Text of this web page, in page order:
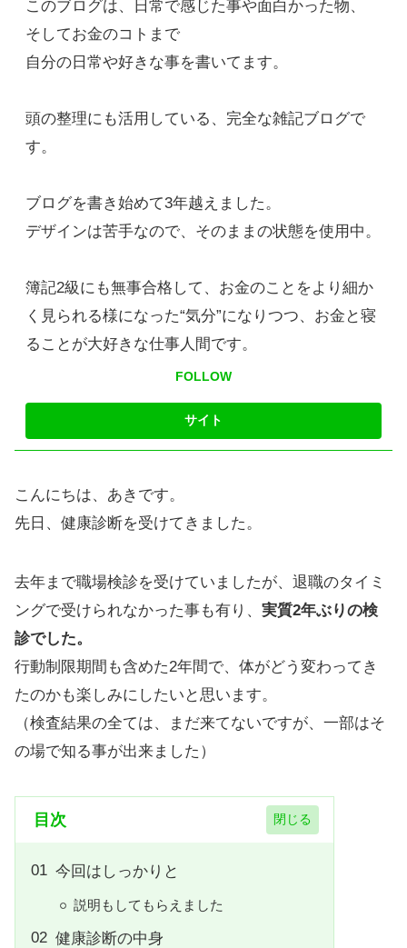
このブログは、日常で感じた事や面白かった物、
そしてお金のコトまで
自分の日常や好きな事を書いてます。
頭の整理にも活用している、完全な雑記ブログで
す。
ブログを書き始めて3年越えました。
デザインは苦手なので、そのままの状態を使用中。
簿記2級にも無事合格して、お金のことをより細か
く見られる様になった“気分”になりつつ、お金と寝
ることが大好きな仕事人間です。
FOLLOW
こんにちは、あきです。
先日、健康診断を受けてきました。
去年まで職場検診を受けていましたが、退職のタイミ
ングで受けられなかった事も有り、 実質2年ぶりの検
診でした。
行動制限期間も含めた2年間で、体がどう変わってき
たのかも楽しみにしたいと思います。
（検査結果の全ては、まだ来てないですが、一部はそ
の場で知る事が出来ました）
目次
今回はしっかりと
説明もしてもらえました
健康診断の中身